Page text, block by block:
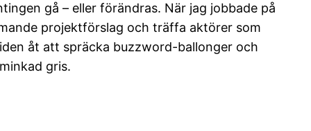
gå – eller förändras. När jag jobbade på
projektförslag och träffa aktörer som
åt att spräcka buzzword-ballonger och
gris.